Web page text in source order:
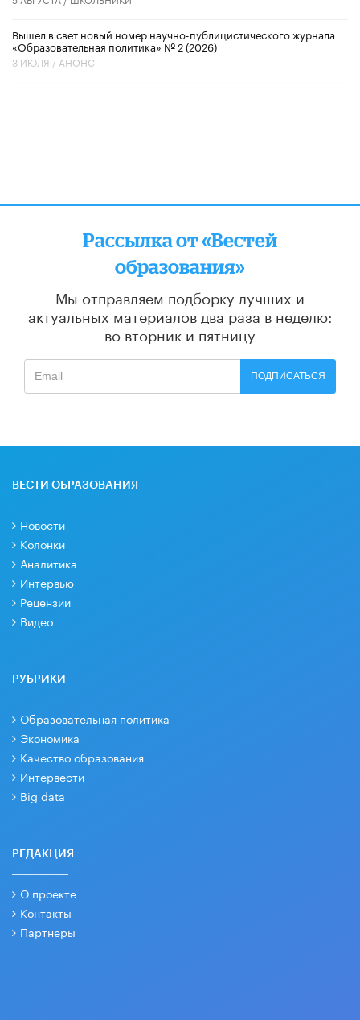
Вышел в свет новый номер научно-публицистического журнала
«Образовательная политика» № 2 (2026)
3 ИЮЛЯ / АНОНС
Рассылка от «Вестей
образования»
Мы отправляем подборку лучших и
актуальных материалов два раза в неделю:
во вторник и пятницу
ПОДПИСАТЬСЯ
ВЕСТИ ОБРАЗОВАНИЯ
Новости
Колонки
Аналитика
Интервью
Рецензии
Видео
РУБРИКИ
Образовательная политика
Экономика
Качество образования
Интервести
Big data
РЕДАКЦИЯ
О проекте
Контакты
Партнеры